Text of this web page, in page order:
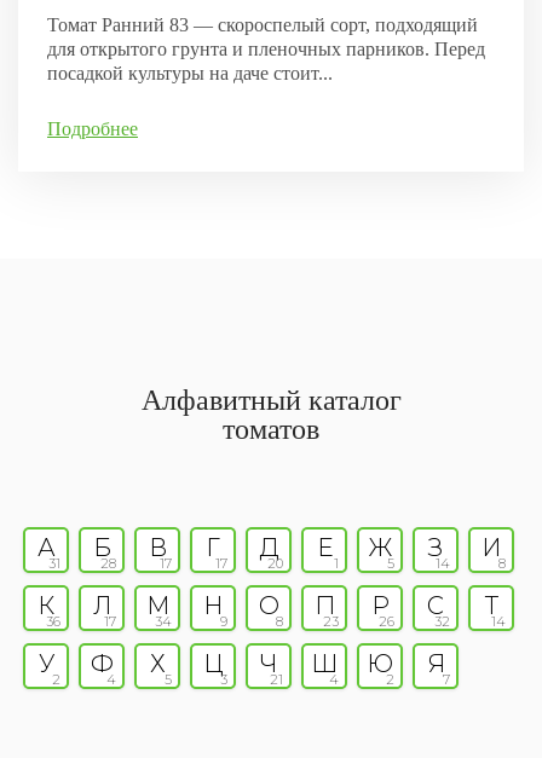
Томат Ранний 83 — скороспелый сорт, подходящий
для открытого грунта и пленочных парников. Перед
посадкой культуры на даче стоит...
Подробнее
Алфавитный каталог
томатов
А
31
Б
28
В
17
Г
17
Д
20
Е
1
Ж
5
З
14
И
8
К
36
Л
17
М
34
Н
9
О
8
П
23
Р
26
С
32
Т
14
У
2
Ф
4
Х
5
Ц
3
Ч
21
Ш
4
Ю
2
Я
7